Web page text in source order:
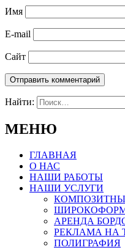
Имя
E-mail
Сайт
Найти:
МЕНЮ
ГЛАВНАЯ
О НАС
НАШИ РАБОТЫ
НАШИ УСЛУГИ
АРЕНДА
РЕКЛАМА НА
ПОЛИГРАФИЯ